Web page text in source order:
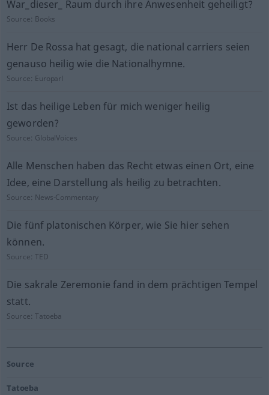
War_dieser_ Raum durch ihre Anwesenheit geheiligt?
Source: Books
Herr De Rossa hat gesagt, die national carriers seien
genauso heilig wie die Nationalhymne.
Source: Europarl
Ist das heilige Leben für mich weniger heilig
geworden?
Source: GlobalVoices
Alle Menschen haben das Recht etwas einen Ort, eine
Idee, eine Darstellung als heilig zu betrachten.
Source: News-Commentary
Die fünf platonischen Körper, wie Sie hier sehen
können.
Source:TED
Die sakrale Zeremonie fand in dem prächtigen Tempel
statt.
Source:Tatoeba
Source
Tatoeba